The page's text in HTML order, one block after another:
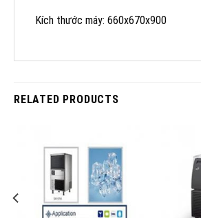
Kích thước máy: 660x670x900
RELATED PRODUCTS